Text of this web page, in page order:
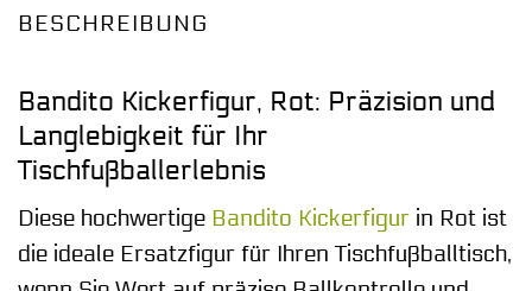
BESCHREIBUNG
Bandito Kickerfigur, Rot: Präzision und
Langlebigkeit für Ihr
Tischfußballerlebnis
Diese hochwertige Bandito Kickerfigur in Rot ist
die ideale Ersatzfigur für Ihren Tischfußballtisch,